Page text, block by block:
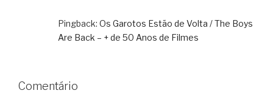
Pingback: Os Garotos Estão de Volta / The Boys
Are Back – + de 50 Anos de Filmes
Comentário